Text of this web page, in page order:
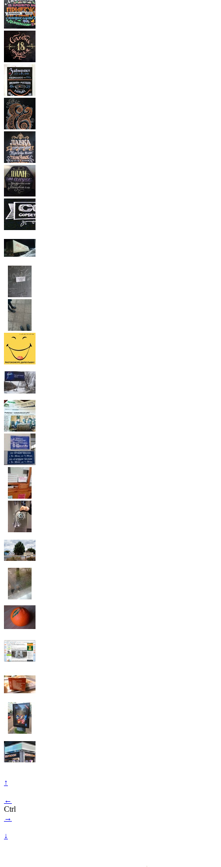
↑
←
Ctrl
→
↓